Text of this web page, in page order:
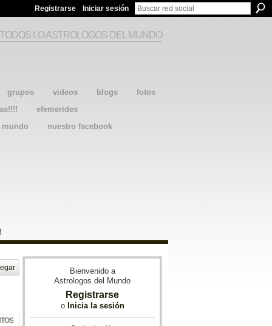
Registrarse Iniciar sesión
grupos videos blogs
fotos
efemerides
mundo
nuestro facebook
LO ASTROLOGOS DEL MUNDO
Bienvenido a
Astrologos del Mundo
Registrarse
o Inicia la sesión